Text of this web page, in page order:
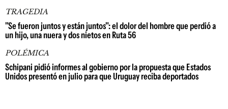
TRAGEDIA
"Se fueron juntos y están juntos": el dolor del hombre que perdió a
un hijo, una nuera y dos nietos en Ruta 56
POLÉMICA
Schipani pidió informes al gobierno por la propuesta que Estados
Unidos presentó en julio para que Uruguay reciba deportados